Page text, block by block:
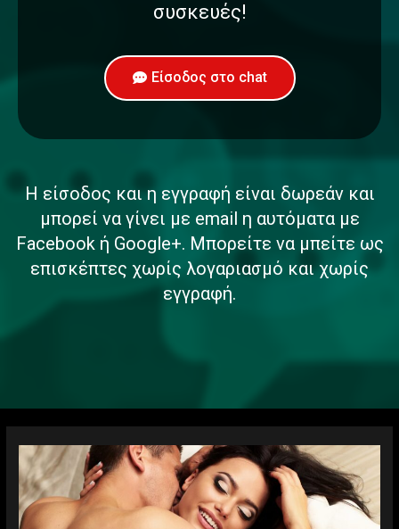
συσκευές!
Είσοδος στο chat
Η είσοδος και η εγγραφή είναι δωρεάν και
μπορεί να γίνει με email η αυτόματα με
Facebook ή Google+. Μπορείτε να μπείτε ως
επισκέπτες χωρίς λογαριασμό και χωρίς
εγγραφή.